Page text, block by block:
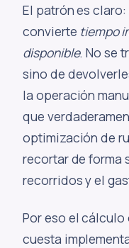
El patrón es
convierte tiempo
disponible. No se
sino de
la operación
que
optimización de
recortar de forma
recorridos y el
Por eso el
cuesta